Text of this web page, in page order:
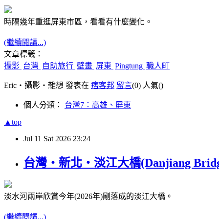
時隔幾年重逛屏東市區，看看有什麼變化。
(繼續閱讀...)
文章標籤：
攝影 台灣 自助旅行 壁畫 屏東 Pingtung 職人町
Eric‧攝影‧雜想 發表在 痞客邦 留言(0) 人氣()
個人分類： 台灣7：高雄、屏東
▲top
Jul 11 Sat 2026 23:24
台灣‧新北‧淡江大橋(Danjiang
淡水河兩岸欣賞今年(2026年)剛落成的淡江大橋。
(繼續閱讀...)